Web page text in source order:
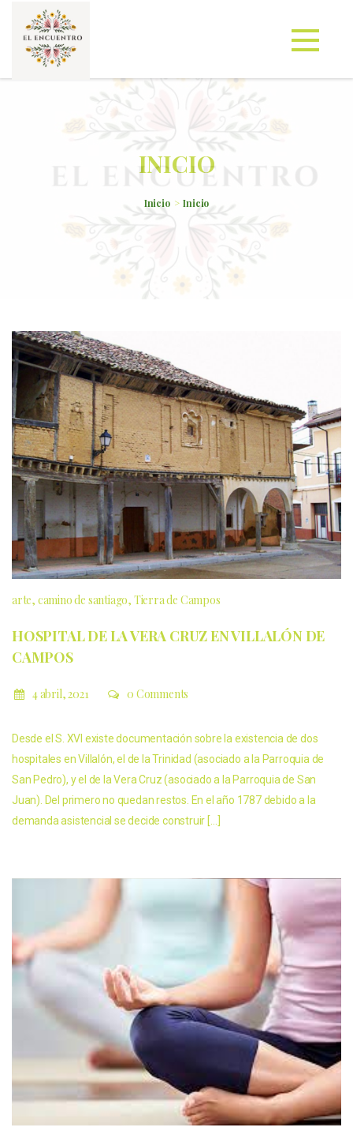
INICIO
Inicio Inicio
arte camino de santiago Tierra de Campos
HOSPITAL DE LA VERA CRUZ EN VILLALÓN DE
CAMPOS
4 abril, 2021 0 Comments
Desde el S. XVI existe documentación sobre la existencia de dos
hospitales en Villalón, el de la Trinidad (asociado a la Parroquia de
San Pedro), y el de la Vera Cruz (asociado a la Parroquia de San
Juan). Del primero no quedan restos. En el año 1787 debido a la
demanda asistencial se decide construir […]